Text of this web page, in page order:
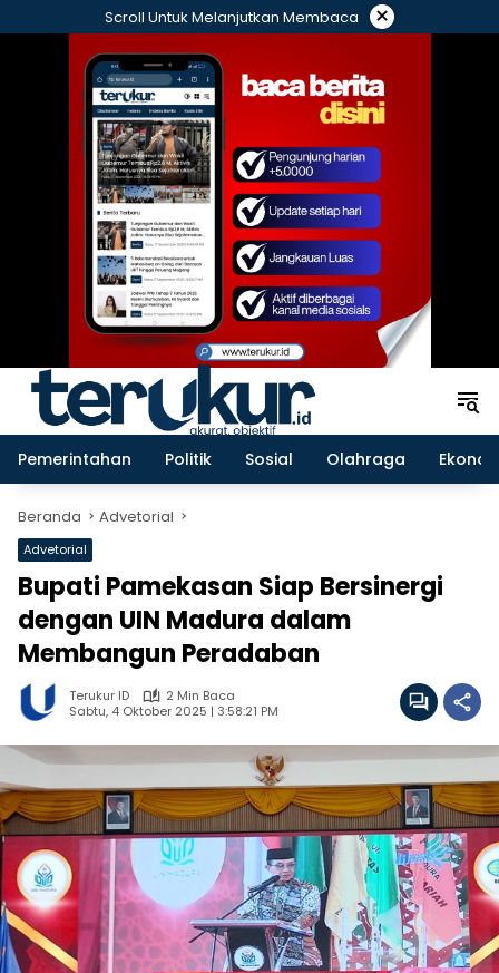
ke
Scroll Untuk Melanjutkan Membaca ×
Pemerintahan Politik Sosial Olahraga
Beranda Advetorial
Advetorial
Bupati Pamekasan Siap Bersinergi
dengan UIN Madura dalam
Membangun Peradaban
Terukur ID
2 Min Baca
Sabtu, 4 Oktober 2025 | 3:58:21 PM